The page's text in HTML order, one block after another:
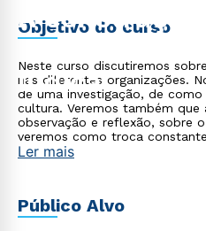
A construção
lúdica
Objetivo do curso
Neste curso discutiremos
nas diferentes organizações.
de uma investigação, de
cultura. Veremos também
observação e reflexão, sobre
veremos como troca
e pensamentos, tanto do
Ler mais
Público Alvo